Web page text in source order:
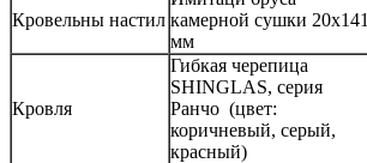
Кровельны настил камерной сушки 20х141
мм
Кровля
Гибкая черепица
SHINGLAS, серия
Ранчо (цвет:
коричневый, серый,
красный)